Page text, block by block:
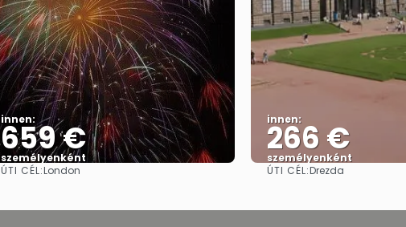
innen:
659 €
személyenként
Megnézem
ÚTI CÉL:London
innen:
266 €
személyenként
ÚTI CÉL:Drezda